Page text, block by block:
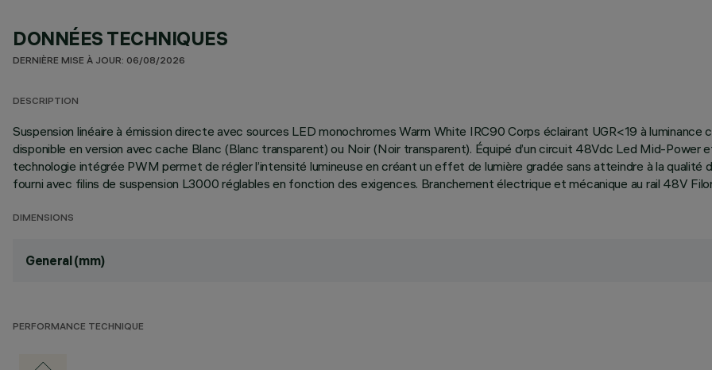
DONNÉES TECHNIQUES
DERNIÈRE MISE À JOUR: 06/08/2026
DESCRIPTION
Suspension linéaire à émission directe avec sources LED monochromes Warm White IRC90 Corps éclairant UGR<19 à
disponible en version avec cache Blanc (Blanc transparent) ou Noir (Noir transparent). Équipé d’un circuit 48Vdc Led Mid-
technologie intégrée PWM permet de régler l’intensité lumineuse en créant un effet de lumière gradée sans atteindre à la qualité
fourni avec filins de suspension L3000 réglables en fonction des exigences. Branchement électrique et mécanique au rail 48V
DIMENSIONS
General (mm)
PERFORMANCE TECHNIQUE